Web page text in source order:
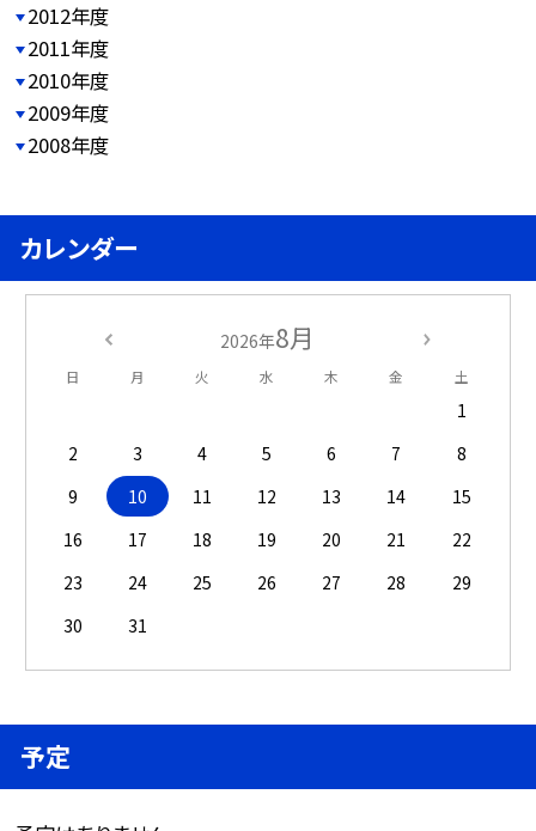
2012年度
2011年度
2010年度
2009年度
2008年度
カレンダー
2026年8月
日 月 火 水 木 金 土
1
2
3 4 5 6 7
8
9
10 11 12 13 14
15
16
17 18 19 20 21
22
23
24 25 26 27 28
29
30
31
予定